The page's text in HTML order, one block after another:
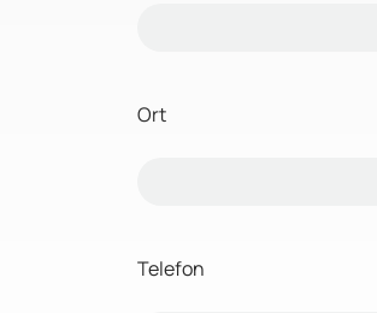
Ort
Telefon